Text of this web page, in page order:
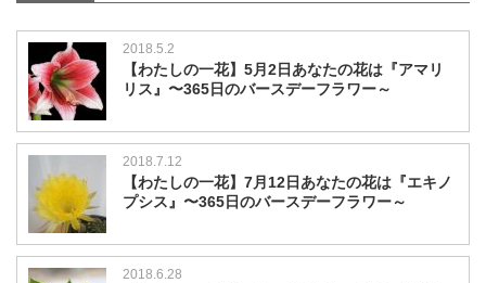
2018.5.2
【わたしの一花】5月2日あなたの花は『アマリ
リス』〜365日のバースデーフラワー～
2018.7.12
【わたしの一花】7月12日あなたの花は『エキノ
プシス』〜365日のバースデーフラワー～
2018.6.28